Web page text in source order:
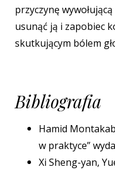
przyczynę
usunąć ją i zapobiec
skutkującym bólem
Bibliografia
Hamid
w praktyce”
Xi Sheng-yan,